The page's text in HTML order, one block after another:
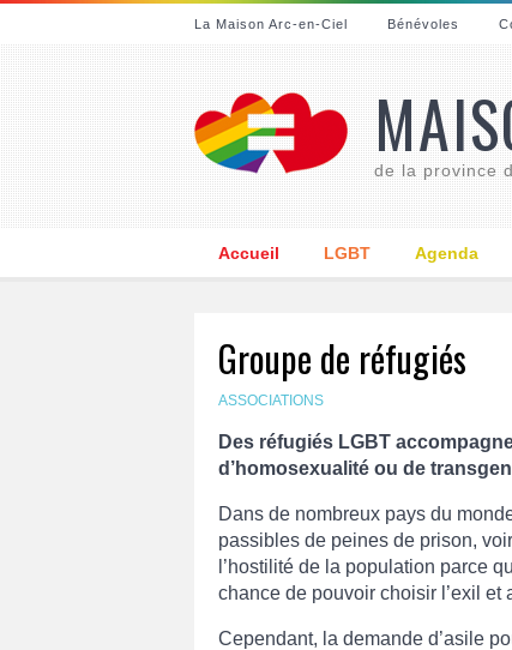
La Maison Arc-en-Ciel Bénévoles
de la province
Accueil LGBT Agenda
Groupe de réfugiés
ASSOCIATIONS
Des réfugiés LGBT
d’homosexualité ou de
Dans de nombreux pays du
passibles de peines de prison,
l’hostilité de la population parce
chance de pouvoir choisir l’exil et
Cependant, la demande d’asile